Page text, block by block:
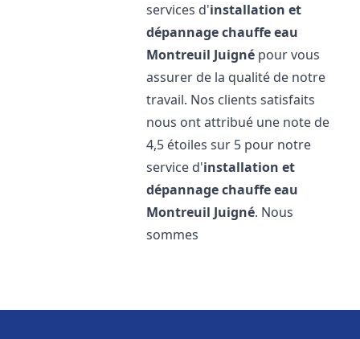
services d'installation et
dépannage chauffe eau
Montreuil Juigné pour vous
assurer de la qualité de notre
travail. Nos clients satisfaits
nous ont attribué une note de
4,5 étoiles sur 5 pour notre
service d'installation et
dépannage chauffe eau
Montreuil Juigné. Nous
sommes